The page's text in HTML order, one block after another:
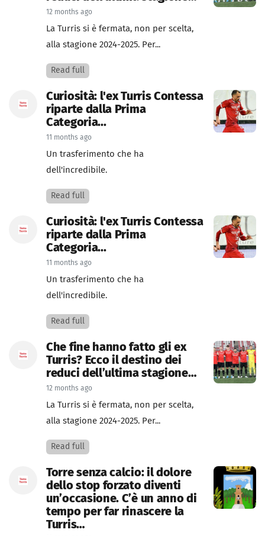
12 months ago
La Turris si è fermata, non per scelta,
alla stagione 2024-2025. Per...
Read full
Curiosità: l'ex Turris Contessa
riparte dalla Prima
Categoria...
11 months ago
Un trasferimento che ha
dell'incredibile.
Read full
Curiosità: l'ex Turris Contessa
riparte dalla Prima
Categoria...
11 months ago
Un trasferimento che ha
dell'incredibile.
Read full
Che fine hanno fatto gli ex
Turris? Ecco il destino dei
reduci dell’ultima stagione…
12 months ago
La Turris si è fermata, non per scelta,
alla stagione 2024-2025. Per...
Read full
Torre senza calcio: il dolore
dello stop forzato diventi
un’occasione. C’è un anno di
tempo per far rinascere la
Turris…